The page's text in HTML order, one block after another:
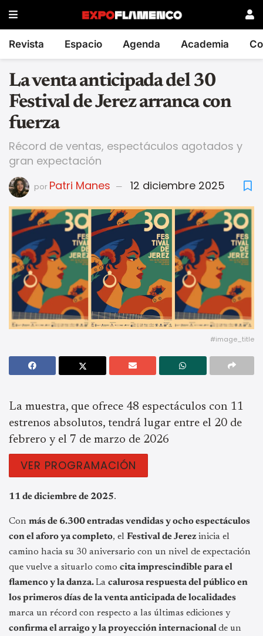
Revista Espacio Agenda Academia
La venta anticipada del 30
Festival de Jerez arranca con
fuerza
Récord de ventas, espectáculos agotados y
gran expectación
por Patri Manes 12 diciembre 2025
#image_title
La muestra, que ofrece 48 espectáculos con 11
estrenos absolutos, tendrá lugar entre el 20 de
febrero y el 7 de marzo de 2026
VER PROGRAMACIÓN
11 de diciembre de 2025.
Con más de 6.300 entradas vendidas y ocho espectáculos
con el aforo ya completo, el Festival de Jerezinicia el
camino hacia su 30 aniversario con un nivel de expectación
que vuelve a situarlo como cita imprescindible para el
flamenco y la danza.La calurosa respuesta del público en
los primeros días de la venta anticipada de localidades
marca un récord con respecto a las últimas ediciones y
confirma el arraigo y la proyección internacionalde un